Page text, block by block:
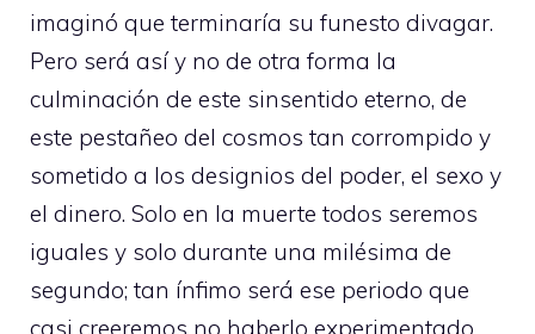
imaginó que terminaría su funesto divagar.
Pero será así y no de otra forma la
culminación de este sinsentido eterno, de
este pestañeo del cosmos tan corrompido y
sometido a los designios del poder, el sexo y
el dinero. Solo en la muerte todos seremos
iguales y solo durante una milésima de
segundo; tan ínfimo será ese periodo que
casi creeremos no haberlo experimentado.